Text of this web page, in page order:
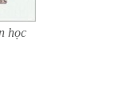
học